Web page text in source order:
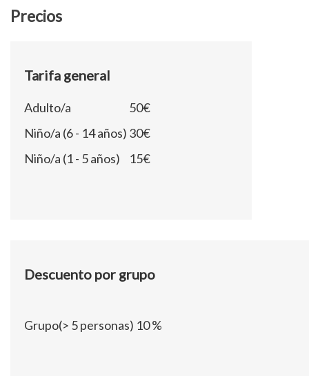
Precios
Tarifa general
Adulto/a
Niño/a (6 - 14 años)
Niño/a (1 - 5 años)
50€
30€
15€
Descuento por grupo
Grupo(> 5 personas) 10 %